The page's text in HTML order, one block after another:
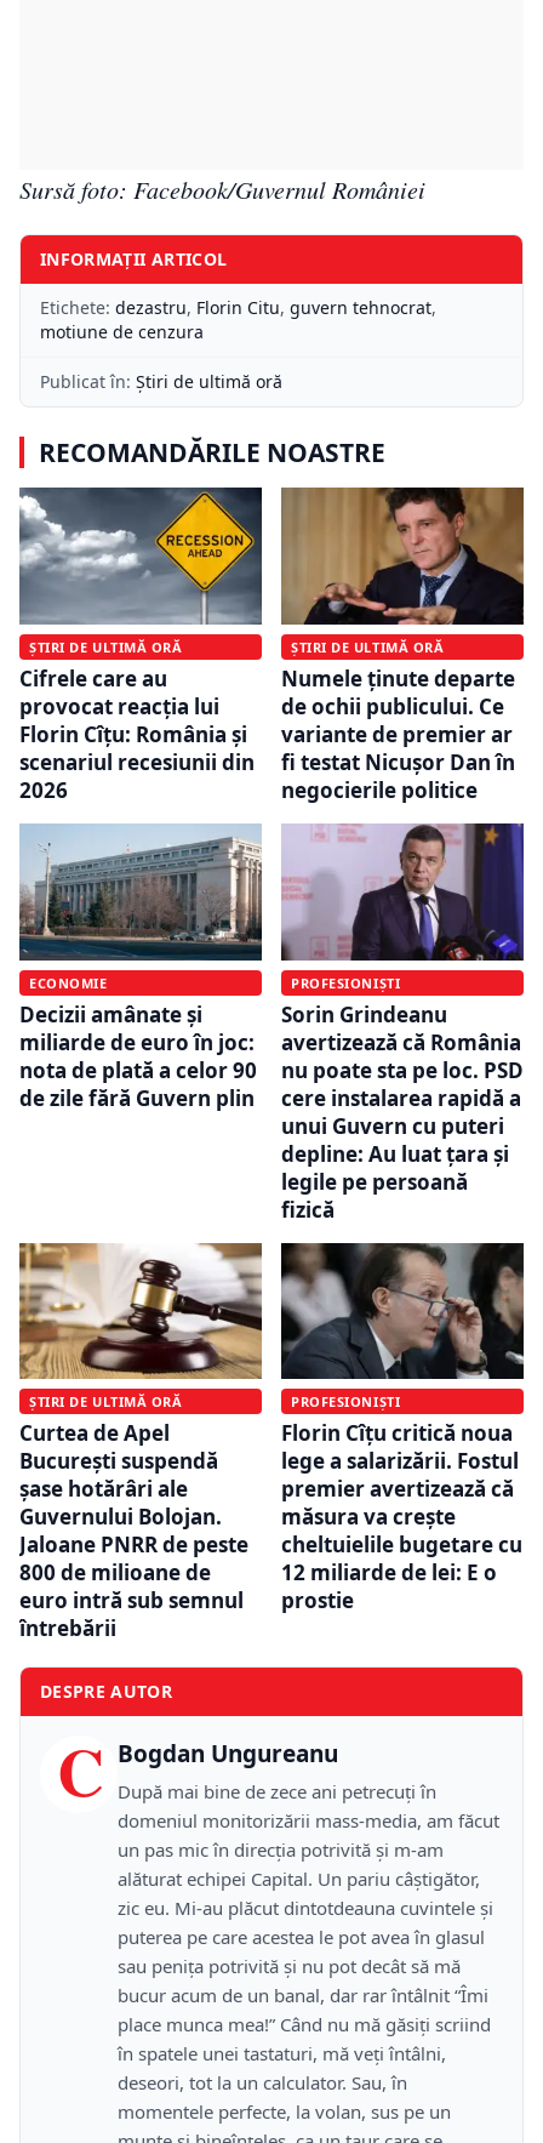
Sursă foto: Facebook/Guvernul României
INFORMAȚII ARTICOL
Etichete: dezastru, Florin Citu, guvern tehnocrat,
motiune de cenzura
Publicat în: Știri de ultimă oră
RECOMANDĂRILE NOASTRE
ȘTIRI DE ULTIMĂ ORĂ
Cifrele care au
provocat reacția lui
Florin Cîțu: România și
scenariul recesiunii din
2026
ȘTIRI DE ULTIMĂ ORĂ
Numele ținute departe
de ochii publicului. Ce
variante de premier ar
fi testat Nicușor Dan în
negocierile politice
ECONOMIE
Decizii amânate și
miliarde de euro în joc:
nota de plată a celor 90
de zile fără Guvern plin
PROFESIONIȘTI
Sorin Grindeanu
avertizează că România
nu poate sta pe loc. PSD
cere instalarea rapidă a
unui Guvern cu puteri
depline: Au luat ţara şi
legile pe persoană
fizică
ȘTIRI DE ULTIMĂ ORĂ
Curtea de Apel
București suspendă
șase hotărâri ale
Guvernului Bolojan.
Jaloane PNRR de peste
800 de milioane de
euro intră sub semnul
întrebării
PROFESIONIȘTI
Florin Cîțu critică noua
lege a salarizării. Fostul
premier avertizează că
măsura va crește
cheltuielile bugetare cu
12 miliarde de lei: E o
prostie
DESPRE AUTOR
C Bogdan Ungureanu
După mai bine de zece ani petrecuţi în
domeniul monitorizării mass-media, am făcut
un pas mic în direcţia potrivită şi m-am
alăturat echipei Capital. Un pariu câştigător,
zic eu. Mi-au plăcut dintotdeauna cuvintele şi
puterea pe care acestea le pot avea în glasul
sau peniţa potrivită şi nu pot decât să mă
bucur acum de un banal, dar rar întâlnit “Îmi
place munca mea!” Când nu mă găsiţi scriind
în spatele unei tastaturi, mă veţi întâlni,
deseori, tot la un calculator. Sau, în
momentele perfecte, la volan, sus pe un